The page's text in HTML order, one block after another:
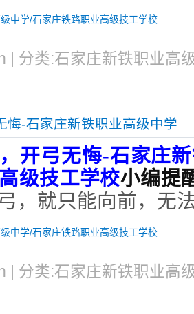
中学/石家庄铁路职业高级技工学校
| 分类:石家庄新铁职业高
悔-石家庄新铁职业高级中学
开弓无悔-石家庄
级技工学校小编提
，就只能向前，无
中学/石家庄铁路职业高级技工学校
| 分类:石家庄新铁职业高